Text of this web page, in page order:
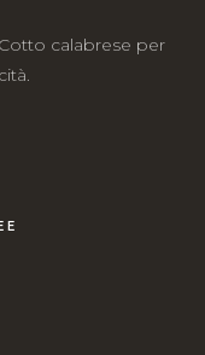
calabrese per